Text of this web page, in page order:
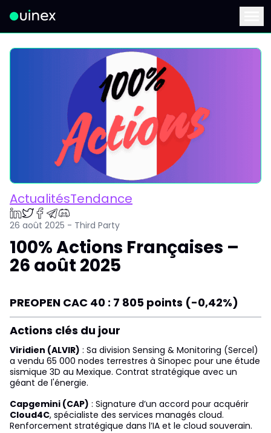
Ceci est le logo et, si vous cliquez dessus, vous serez
ActualitésTendance
26 août 2025 - Third Party
100% Actions Françaises –
26 août 2025
PREOPEN CAC 40 : 7 805 points (-0,42%)
Actions clés du jour
Viridien (ALVIR) : Sa division Sensing & Monitoring (Sercel)
a vendu 65 000 nodes terrestres à Sinopec pour une étude
sismique 3D au Mexique. Contrat stratégique avec un
géant de l'énergie.
Capgemini (CAP) : Signature d’un accord pour acquérir
Cloud4C, spécialiste des services managés cloud.
Renforcement stratégique dans l’IA et le cloud souverain.